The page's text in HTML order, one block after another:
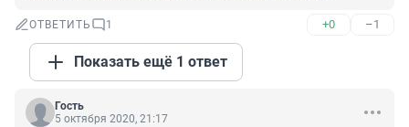
ОТВЕТИТЬ 1 +0 –1
Показать ещё 1 ответ
Гость
5 октября 2020, 21:17